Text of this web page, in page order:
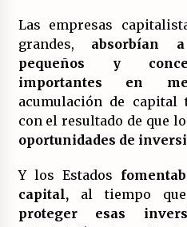
Las empresas
grandes, absorbían
pequeños y
importantes en
acumulación de capital
con el resultado de que
oportunidades de
Y los Estados
capital,al tiempo que
proteger esas